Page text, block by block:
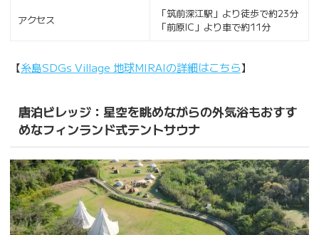
アクセス
「筑前深江駅」より徒歩で約23分
「前原IC」より車で約11分
【糸島SDGs Village 地球MIRAIの詳細はこちら】
唐泊ビレッジ：星空を眺めながらの外気浴もおすす
めなフィンランド式テントサウナ